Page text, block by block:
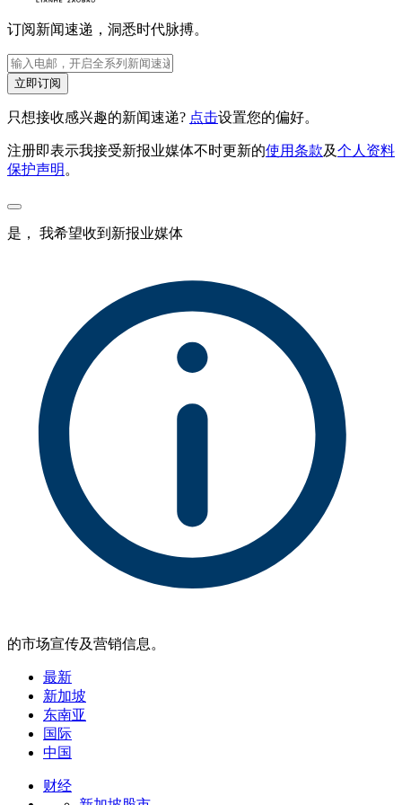
订阅新闻速递，洞悉时代脉搏。
立即订阅
只想接收感兴趣的新闻速递? 点击设置您的偏好。
注册即表示我接受新报业媒体不时更新的使用条款及个人资料
保护声明 。
是， 我希望收到新报业媒体
的市场宣传及营销信息。
最新
新加坡
东南亚
国际
中国
财经